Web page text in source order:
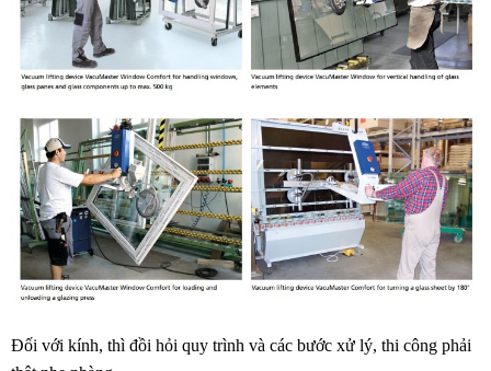
Đối với kính, thì đồi hỏi quy trình và các bước xử lý, thi công phải